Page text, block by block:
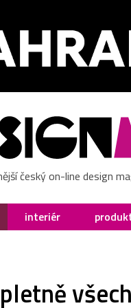
český on-line design
interiér